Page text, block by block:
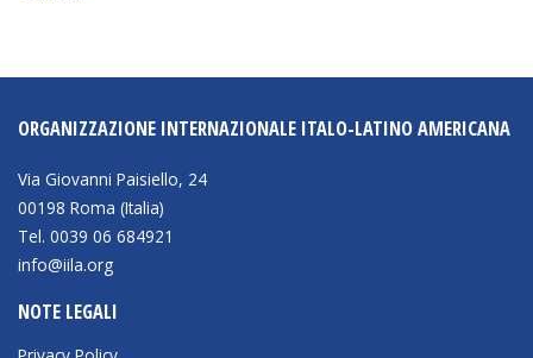
ORGANIZZAZIONE INTERNAZIONALE ITALO-LATINO AMERICANA
Via Giovanni Paisiello, 24
00198 Roma (Italia)
Tel. 0039 06 684921
info@iila.org
NOTE LEGALI